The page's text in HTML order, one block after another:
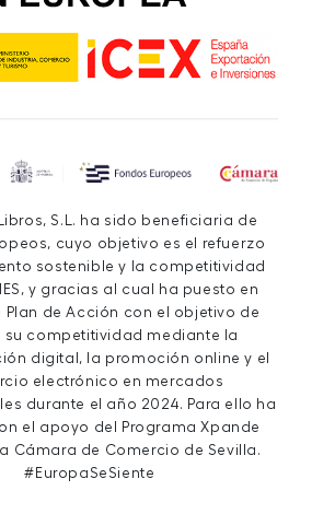
S.L. ha sido beneficiaria de
cuyo objetivo es el refuerzo
sostenible y la competitividad
y gracias al cual ha puesto en
Plan de Acción con el objetivo de
su competitividad mediante la
digital, la promoción online y el
electrónico en mercados
durante el año 2024. Para ello ha
el apoyo del Programa Xpande
Cámara de Comercio de Sevilla.
#EuropaSeSiente